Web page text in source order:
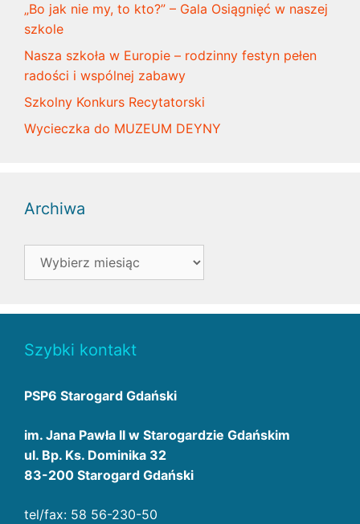
„Bo jak nie my, to kto?” – Gala Osiągnięć w naszej
szkole
Nasza szkoła w Europie – rodzinny festyn pełen
radości i wspólnej zabawy
Szkolny Konkurs Recytatorski
Wycieczka do MUZEUM DEYNY
Archiwa
Archiwa
Szybki kontakt
PSP6 Starogard Gdański
im. Jana Pawła II w Starogardzie Gdańskim
ul. Bp. Ks. Dominika 32
83-200 Starogard Gdański
tel/fax: 58 56-230-50